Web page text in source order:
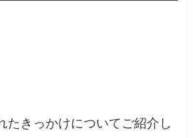
たきっかけについてご紹介し